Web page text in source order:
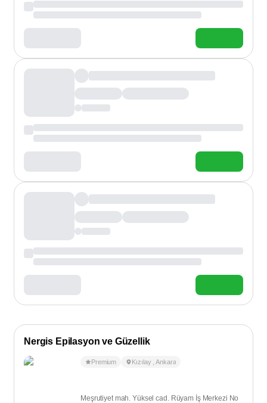
Nergis Epilasyon ve Güzellik
Premium Kızılay ,Ankara
Meşrutiyet mah. Yüksel cad. Rüyam İş Merkezi No